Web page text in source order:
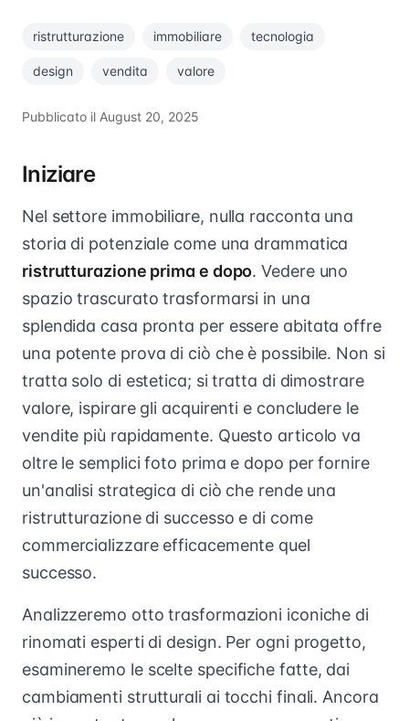
ristrutturazione immobiliare tecnologia
design vendita valore
Pubblicato il August 20, 2025
Iniziare
Nel settore immobiliare, nulla racconta una
storia di potenziale come una drammatica
ristrutturazione prima e dopo. Vedere uno
spazio trascurato trasformarsi in una
splendida casa pronta per essere abitata offre
una potente prova di ciò che è possibile. Non si
tratta solo di estetica; si tratta di dimostrare
valore, ispirare gli acquirenti e concludere le
vendite più rapidamente. Questo articolo va
oltre le semplici foto prima e dopo per fornire
un'analisi strategica di ciò che rende una
ristrutturazione di successo e di come
commercializzare efficacemente quel
successo.
Analizzeremo otto trasformazioni iconiche di
rinomati esperti di design. Per ogni progetto,
esamineremo le scelte specifiche fatte, dai
cambiamenti strutturali ai tocchi finali. Ancora